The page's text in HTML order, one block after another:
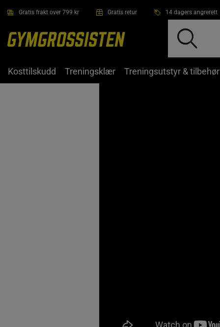
Gratis frakt over 799 kr Gratis retur 14 dagers angrerett
Kosttilskudd Treningsklær Treningsutstyr & tilbehør